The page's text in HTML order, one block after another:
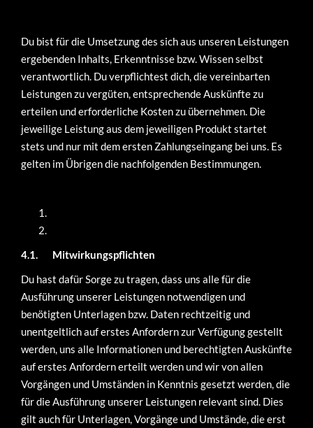
Du bist für die Umsetzung des sich aus unseren Leistungen
ergebenden Inhalts, Erkenntnisse bzw. Wissen selbst
verantwortlich. Du verpflichtest dich, die vereinbarten
Leistungen zu vergüten, entsprechende Auskünfte zu
erteilen und erforderliche Kosten zu übernehmen. Die
jeweilige Leistung aus dem jeweiligen Produkt startet
stets und nur mit dem ersten Zahlungseingang bei uns. Es
gelten im Übrigen die nachfolgenden Bestimmungen.
4.1.
Mitwirkungspflichten
Du hast dafür Sorge zu tragen, dass uns alle für die
Ausführung unserer Leistungen notwendigen und
benötigten Unterlagen bzw. Daten rechtzeitig und
unentgeltlich auf erstes Anfordern zur Verfügung gestellt
werden, uns alle Informationen und berechtigten Auskünfte
auf erstes Anfordern erteilt werden und wir von allen
Vorgängen und Umständen in Kenntnis gesetzt werden, die
für die Ausführung unserer Leistungen relevant sind. Dies
gilt auch für Unterlagen, Vorgänge und Umstände, die erst